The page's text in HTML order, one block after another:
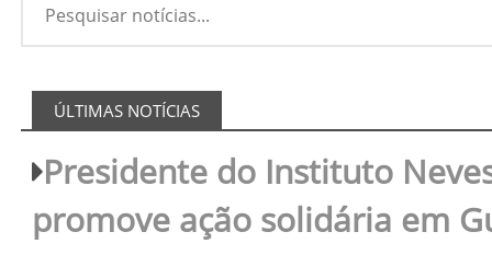
ÚLTIMAS NOTÍCIAS
Presidente do Instituto
promove ação solidária em